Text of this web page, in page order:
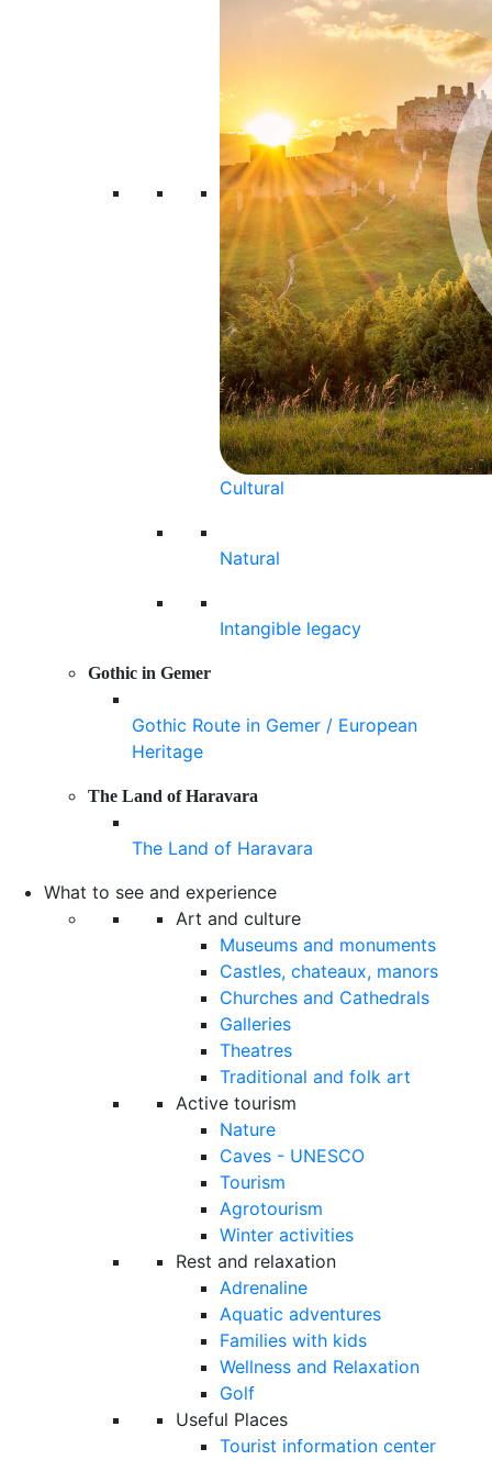
Cultural
Natural
Intangible legacy
Gothic in Gemer
Gothic Route in Gemer / European
Heritage
The Land of Haravara
The Land of Haravara
What to see and experience
Art and culture
Museums and monuments
Castles, chateaux, manors
Churches and Cathedrals
Galleries
Theatres
Traditional and folk art
Active tourism
Nature
Caves - UNESCO
Tourism
Agrotourism
Winter activities
Rest and relaxation
Adrenaline
Aquatic adventures
Families with kids
Wellness and Relaxation
Golf
Useful Places
Tourist information center